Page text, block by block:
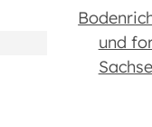
und